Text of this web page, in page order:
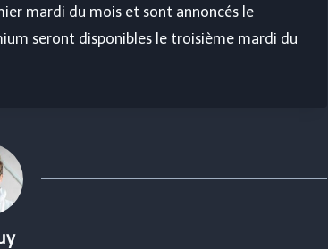
mardi du mois et sont annoncés le
seront disponibles le troisième mardi du